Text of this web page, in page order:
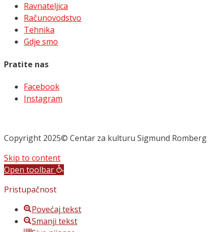
Ravnateljica
Računovodstvo
Tehnika
Gdje smo
Pratite nas
Facebook
Instagram
Copyright 2025© Centar za kulturu Sigmund Romberg
Skip to content
Open toolbar
Pristupačnost
Povećaj tekst
Smanji tekst